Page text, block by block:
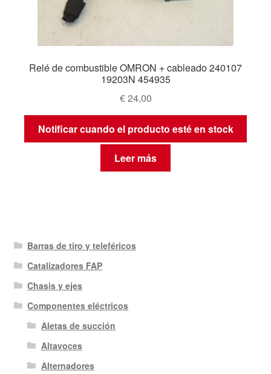
Relé de combustible OMRON + cableado 240107
19203N 454935
€24,00
Notificar cuando el producto esté en stock
Leer más
Barras de tiro y teleféricos
Catalizadores FAP
Chasis y ejes
Componentes eléctricos
Aletas de succión
Altavoces
Alternadores